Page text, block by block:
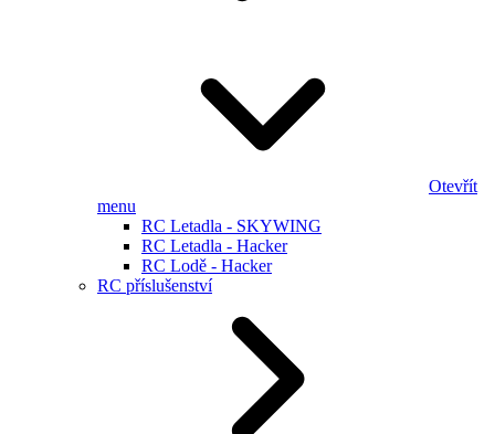
Otevřít
menu
RC Letadla - SKYWING
RC Letadla - Hacker
RC Lodě - Hacker
RC příslušenství